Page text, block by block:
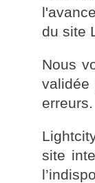
du site
Nous
validée
erreurs.
site